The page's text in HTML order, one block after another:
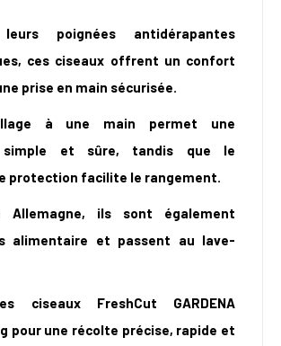
poignées antidérapantes
ces ciseaux offrent un confort
prise en main sécurisée.
à une main permet une
simple et sûre, tandis que le
protection facilite le rangement.
Allemagne, ils sont également
alimentaire et passent au lave-
ciseaux FreshCut GARDENA
pour une récolte précise, rapide et